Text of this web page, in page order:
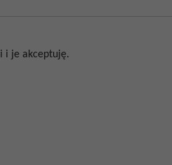
i je akceptuję.